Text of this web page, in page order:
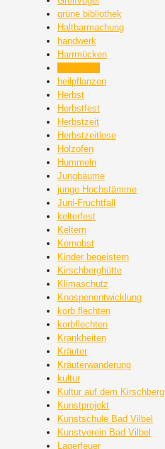
grüne bibliothek
Haltbarmachung
handwerk
Harrmücken
heilpflanzen
Herbst
Herbstfest
Herbstzeit
Herbstzeitlose
Holzofen
Hummeln
Jungbäume
junge Hochstämme
Juni-Fruchtfall
kelterfest
Keltern
Kernobst
Kinder begeistern
Kirschberghütte
Klimaschutz
Knospenentwicklung
korb flechten
korbflechten
Krankheiten
Kräuter
Kräuterwanderung
kultur
Kultur auf dem Kirschberg
Kunstprojekt
Kunstschule Bad Vilbel
Kunstverein Bad Vilbel
Lagerfeuer